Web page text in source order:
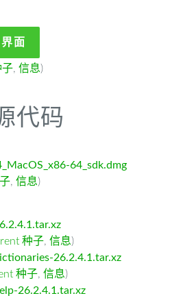
面
子, 信息)
代码
64_sdk.dmg
, 信息)
种子, 信息)
26.2.4.1.tar.xz
种子, 信息)
26.2.4.1.tar.xz